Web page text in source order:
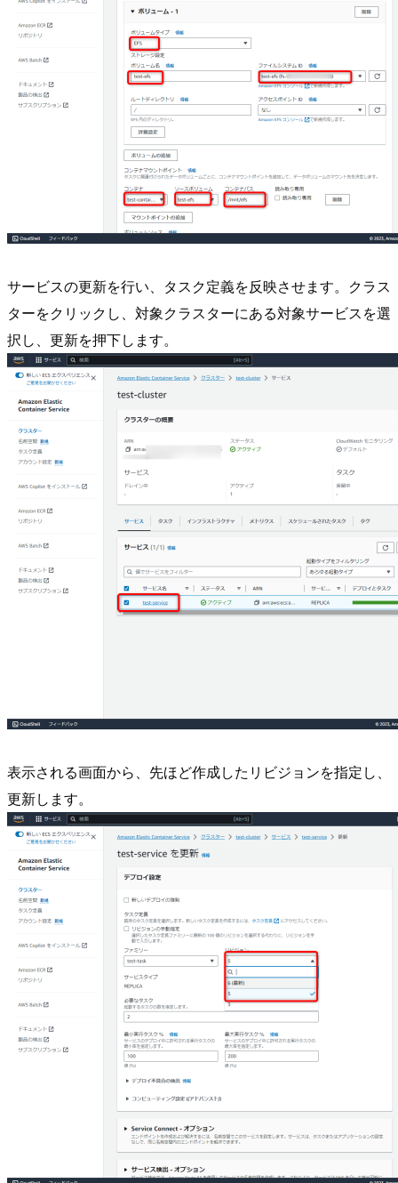
サービスの更新を行い、タスク定義を反映させます。クラス
ターをクリックし、対象クラスターにある対象サービスを選
択し、更新を押下します。
表示される画面から、先ほど作成したリビジョンを指定し、
更新します。